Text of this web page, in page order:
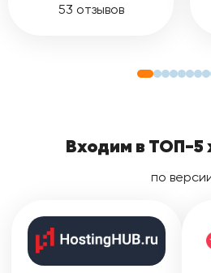
53 отзывов
Входим в ТОП-5
по